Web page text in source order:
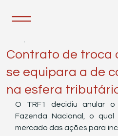
Contrato de troca
se equipara a de
na esfera
O TRF1 decidiu anular
Fazenda Nacional, o
mercado das ações para